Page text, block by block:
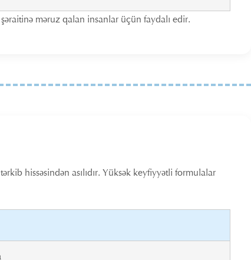
məruz qalan insanlar üçün faydalı edir.
hissəsindən asılıdır. Yüksək keyfiyyətli formulalar